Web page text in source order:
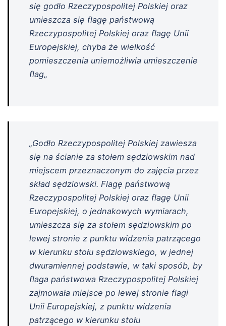
się godło Rzeczypospolitej Polskiej oraz
umieszcza się flagę państwową
Rzeczypospolitej Polskiej oraz flagę Unii
Europejskiej, chyba że wielkość
pomieszczenia uniemożliwia umieszczenie
flag„
„Godło Rzeczypospolitej Polskiej zawiesza
się na ścianie za stołem sędziowskim nad
miejscem przeznaczonym do zajęcia przez
skład sędziowski. Flagę państwową
Rzeczypospolitej Polskiej oraz flagę Unii
Europejskiej, o jednakowych wymiarach,
umieszcza się za stołem sędziowskim po
lewej stronie z punktu widzenia patrzącego
w kierunku stołu sędziowskiego, w jednej
dwuramiennej podstawie, w taki sposób, by
flaga państwowa Rzeczypospolitej Polskiej
zajmowała miejsce po lewej stronie flagi
Unii Europejskiej, z punktu widzenia
patrzącego w kierunku stołu